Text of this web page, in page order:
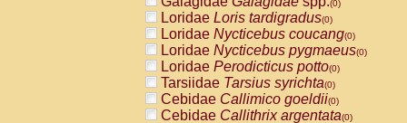
(0)
Loridae Loris tardigradus(0)
Loridae Nycticebus coucang(0)
Loridae Nycticebus pygmaeus(0)
Loridae Perodicticus potto(0)
Tarsiidae Tarsius syrichta(0)
Cebidae Callimico goeldii(0)
Cebidae Callithrix argentata(0)